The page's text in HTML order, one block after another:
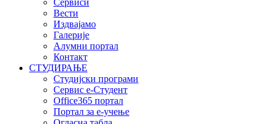
Вести
Издвајамо
Галерије
Алумни портал
Контакт
СТУДИРАЊЕ
Студијски програми
Сервис е-Студент
Office365 портал
Портал за е-учење